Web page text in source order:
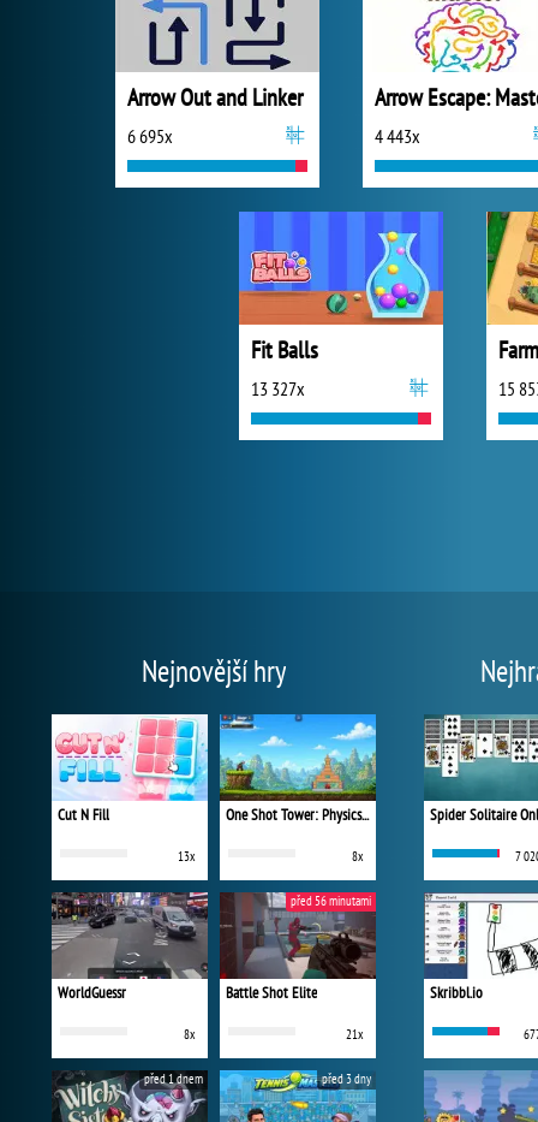
Arrow Out and Linker
6 695x
Arrow Escape:
4 443x
Fit Balls
13 327x 15
Nejnovější hry
Cut N Fill
13x
One Shot Tower: Physics Destroyer
8x
WorldGuessr
8x
Battle Shot Elite
21x
před 56 minutami
před 1 dnem před 3 dny
Spider Solitaire
7
Skribbl.io